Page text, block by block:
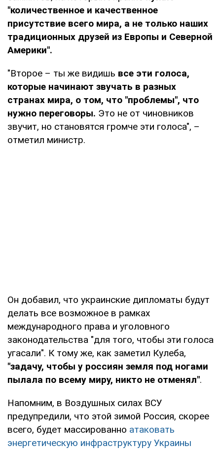
"количественное и качественное
присутствие всего мира, а не только наших
традиционных друзей из Европы и Северной
Америки".
"Второе – ты же видишь все эти голоса,
которые начинают звучать в разных
странах мира, о том, что "проблемы", что
нужно переговоры. Это не от чиновников
звучит, но становятся громче эти голоса", –
отметил министр.
Он добавил, что украинские дипломаты будут
делать все возможное в рамках
международного права и уголовного
законодательства "для того, чтобы эти голоса
угасали". К тому же, как заметил Кулеба,
"задачу, чтобы у россиян земля под ногами
пылала по всему миру, никто не отменял".
Напомним, в Воздушных силах ВСУ
предупредили, что этой зимой Россия, скорее
всего, будет массированно атаковать
энергетическую инфраструктуру Украины